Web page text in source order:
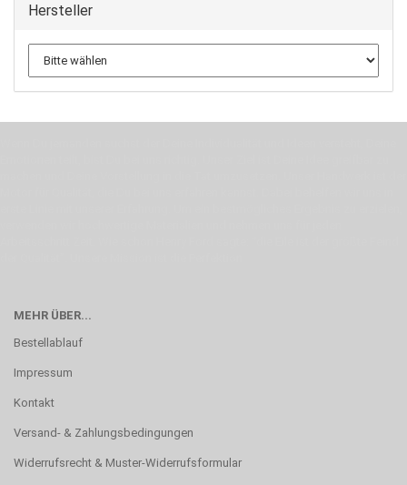
Hersteller
MEHR ÜBER...
Bestellablauf
Impressum
Kontakt
Versand- & Zahlungsbedingungen
Widerrufsrecht & Muster-Widerrufsformular